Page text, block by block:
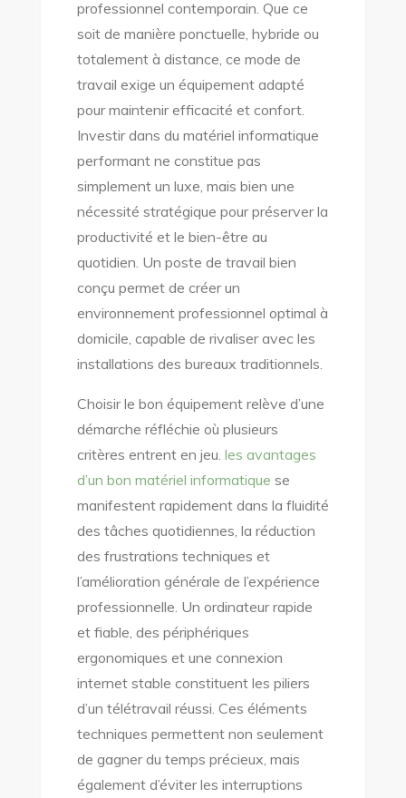
professionnel contemporain. Que ce
soit de manière ponctuelle, hybride ou
totalement à distance, ce mode de
travail exige un équipement adapté
pour maintenir efficacité et confort.
Investir dans du matériel informatique
performant ne constitue pas
simplement un luxe, mais bien une
nécessité stratégique pour préserver la
productivité et le bien-être au
quotidien. Un poste de travail bien
conçu permet de créer un
environnement professionnel optimal à
domicile, capable de rivaliser avec les
installations des bureaux traditionnels.
Choisir le bon équipement relève d’une
démarche réfléchie où plusieurs
critères entrent en jeu. les avantages
d’un bon matériel informatique se
manifestent rapidement dans la fluidité
des tâches quotidiennes, la réduction
des frustrations techniques et
l’amélioration générale de l’expérience
professionnelle. Un ordinateur rapide
et fiable, des périphériques
ergonomiques et une connexion
internet stable constituent les piliers
d’un télétravail réussi. Ces éléments
techniques permettent non seulement
de gagner du temps précieux, mais
également d’éviter les interruptions